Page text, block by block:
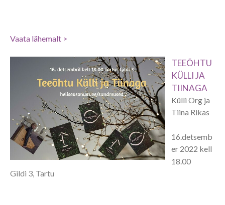
Vaata lähemalt >
TEEÕHTU
KÜLLI JA
TIINAGA
Külli Org ja
Tiina Rikas
16.detsemb
er 2022 kell
18.00
Gildi 3, Tartu